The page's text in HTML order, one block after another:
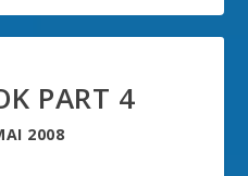
PART 4
2008